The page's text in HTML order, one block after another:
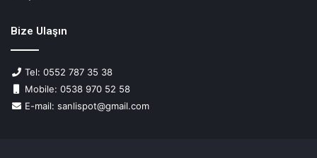
Bize Ulaşın
Tel: 0552 787 35 38
Mobile: 0538 970 52 58
E-mail: sanlispot@gmail.com